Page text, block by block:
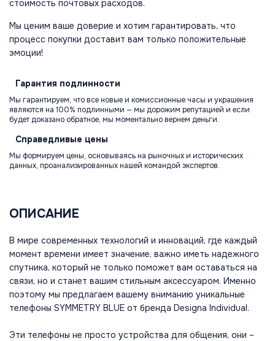
стоимость почтовых расходов.
Мы ценим ваше доверие и хотим гарантировать, что
процесс покупки доставит вам только положительные
эмоции!
Гарантия подлинности
Мы гарантируем, что все новые и комиссионные часы и украшения
являются на 100% подлинными — мы дорожим репутацией и если
будет доказано обратное, мы моментально вернем деньги.
Справедливые цены
Мы формируем цены, основываясь на рыночных и исторических
данных, проанализированных нашей командой экспертов.
ОПИСАНИЕ
В мире современных технологий и инноваций, где каждый
момент времени имеет значение, важно иметь надежного
спутника, который не только поможет вам оставаться на
связи, но и станет вашим стильным аксессуаром. Именно
поэтому мы предлагаем вашему вниманию уникальные
телефоны SYMMETRY BLUE от бренда Designa Individual.
Эти телефоны не просто устройства для общения, они –